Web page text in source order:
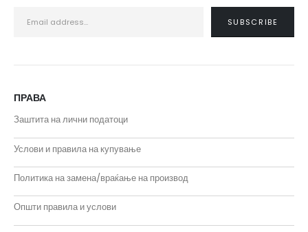
ПРАВА
Заштита на лични податоци
Услови и правила на купување
Политика на замена/враќање на производ
Општи правила и услови